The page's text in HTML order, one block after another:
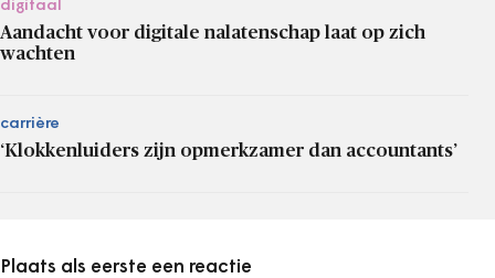
digitaal
Aandacht voor digitale nalatenschap laat op zich
wachten
carrière
‘Klokkenluiders zijn opmerkzamer dan accountants’
Plaats als eerste een reactie